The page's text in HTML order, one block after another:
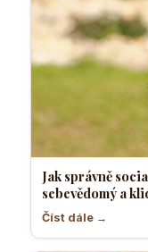
Jak správně
sebevědomý a
Číst dále →